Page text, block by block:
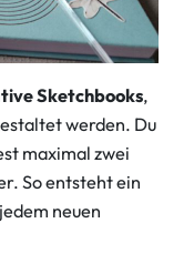
Sketchbooks,
werden. Du
maximal zwei
So entsteht ein
neuen